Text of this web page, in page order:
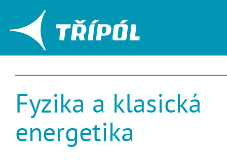
Fyzika a klasická
energetika